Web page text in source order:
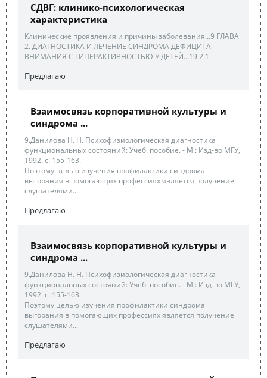
СДВГ: клинико-психологическая
характеристика
Клинические проявления и причины заболевания…9 ГЛАВА
2. ДИАГНОСТИКА И ЛЕЧЕНИЕ СИНДРОМА ДЕФИЦИТА
ВНИМАНИЯ С ГИПЕРАКТИВНОСТЬЮ У ДЕТЕЙ…19 2.1.
Предлагаю
Взаимосвязь корпоративной культуры и
синдрома ...
9.Данилова Н. Н. Психофизиологическая диагностика
функциональных состояний: Учеб. пособие. - М.: Изд-во МГУ,
1992. с. 155-163.
Поэтому целью изучения профилактики синдрома
выгорания в помогающих профессиях является получение
слушателями...
Предлагаю
Взаимосвязь корпоративной культуры и
синдрома ...
9.Данилова Н. Н. Психофизиологическая диагностика
функциональных состояний: Учеб. пособие. - М.: Изд-во МГУ,
1992. с. 155-163.
Поэтому целью изучения профилактики синдрома
выгорания в помогающих профессиях является получение
слушателями...
Предлагаю